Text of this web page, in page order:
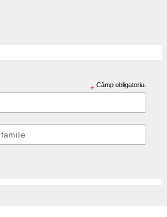
* Câmp obligatoriu.